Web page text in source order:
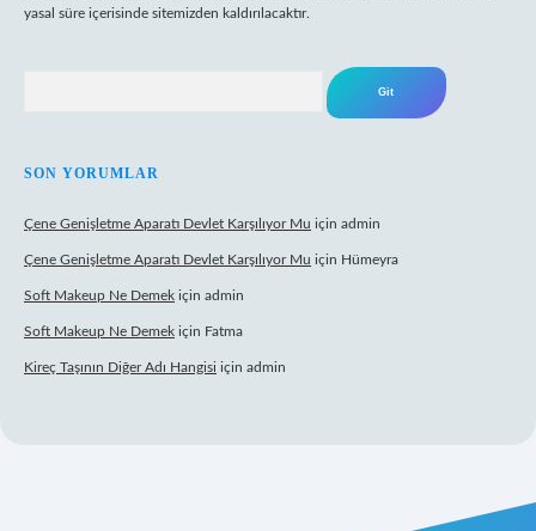
yasal süre içerisinde sitemizden kaldırılacaktır.
SON YORUMLAR
Çene Genişletme Aparatı Devlet Karşılıyor Mu için admin
Çene Genişletme Aparatı Devlet Karşılıyor Mu için Hümeyra
Soft Makeup Ne Demek için admin
Soft Makeup Ne Demek için Fatma
Kireç Taşının Diğer Adı Hangisi için admin